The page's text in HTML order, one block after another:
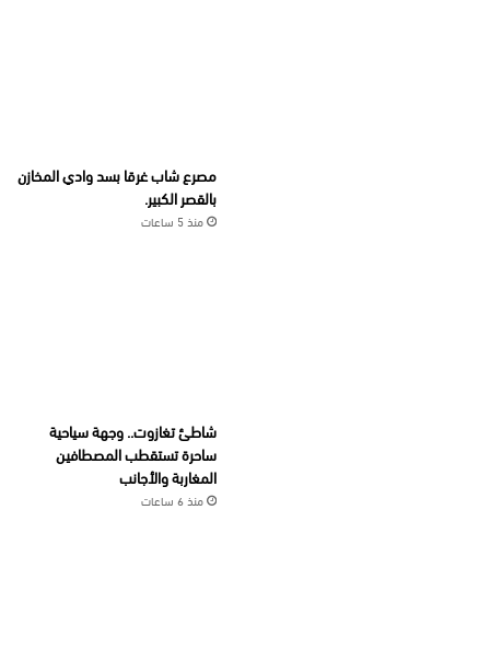
مصرع شاب غرقا بسد وادي المخازن
بالقصر الكبير.
منذ 5 ساعات
شاطئ تغازوت.. وجهة سياحية
ساحرة تستقطب المصطافين
المغاربة والأجانب
منذ 6 ساعات